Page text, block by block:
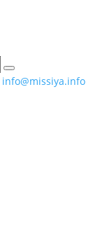
info@missiya.info